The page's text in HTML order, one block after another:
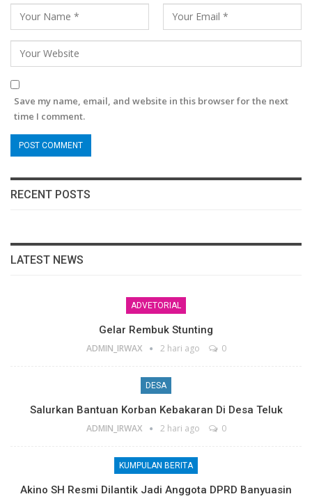
Save my name, email, and website in this browser for the next
time I comment.
RECENT POSTS
LATEST NEWS
ADVETORIAL
Gelar Rembuk Stunting
ADMIN_IRWAX 2 hari ago 0
DESA
Salurkan Bantuan Korban Kebakaran Di Desa Teluk
ADMIN_IRWAX 2 hari ago 0
KUMPULAN BERITA
Akino SH Resmi Dilantik Jadi Anggota DPRD Banyuasin